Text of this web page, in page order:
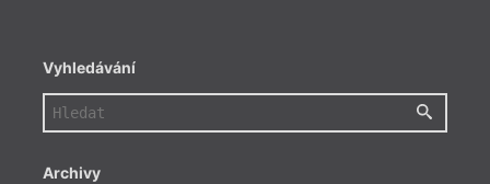
Vyhledávání
Archivy